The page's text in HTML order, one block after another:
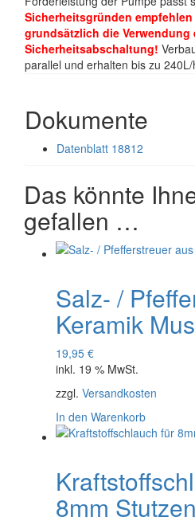
Sicherheitsgründen
grundsätzlich die Verwendung
Sicherheitsabschaltung!
parallel und erhalten bis zu
Dokumente
Datenblatt 18812
Das könnte
gefallen …
Salz- /
Keramik
19,95 €
inkl. 19 % MwSt.
zzgl. Versandkosten
In den Warenkorb
8mm Stutzen